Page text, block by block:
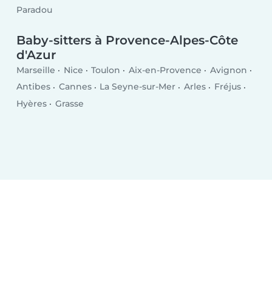
Paradou
Baby-sitters à Provence-Alpes-Côte
d'Azur
Marseille Nice Toulon Aix-en-Provence
Avignon
Antibes
Cannes La Seyne-sur-Mer Arles
Fréjus
Hyères
Grasse